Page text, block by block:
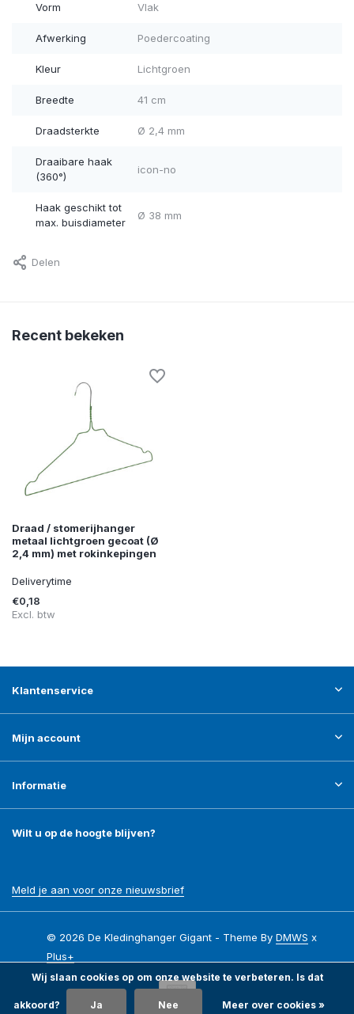
Vorm Vlak
Afwerking Poedercoating
Kleur Lichtgroen
Breedte 41 cm
Draadsterkte Ø 2,4 mm
Draaibare haak
(360°)
icon-no
Haak geschikt tot
max. buisdiameter
Ø 38 mm
Delen
Recent bekeken
Draad / stomerijhanger
metaal lichtgroen gecoat (Ø
2,4 mm) met rokinkepingen
Deliverytime
€0,18
Excl. btw
Klantenservice
Mijn account
Informatie
Wilt u op de hoogte blijven?
Meld je aan voor onze nieuwsbrief
© 2026 De Kledinghanger Gigant - Theme ByDMWS x
Plus+
Wij slaan cookies op om onze website te verbeteren. Is dat
akkoord? Ja Nee Meer over cookies »